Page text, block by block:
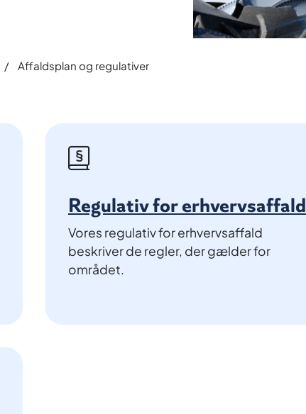
Affaldsplan og regulativer
Regulativ for erhvervsaffald
Vores regulativ for erhvervsaffald
beskriver de regler, der gælder for
området.